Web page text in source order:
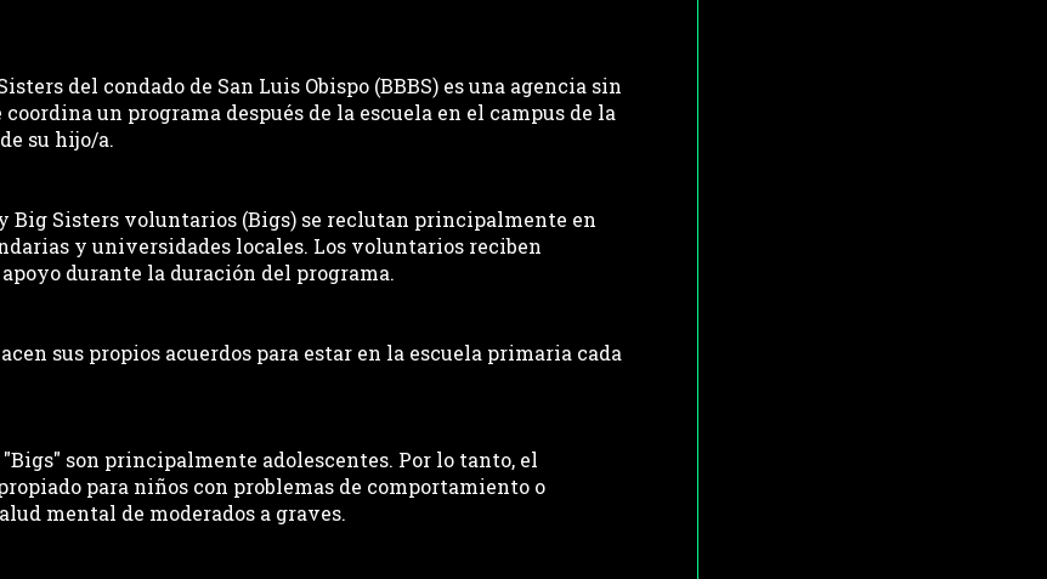
del condado de San Luis Obispo (BBBS) es una agencia sin
un programa después de la escuela en el campus de la
su hijo/a.
Big Sisters voluntarios (Bigs) se reclutan principalmente en
y universidades locales. Los voluntarios reciben
durante la duración del programa.
sus propios acuerdos para estar en la escuela primaria cada
son principalmente adolescentes. Por lo tanto, el
para niños con problemas de comportamiento o
mental de moderados a graves.